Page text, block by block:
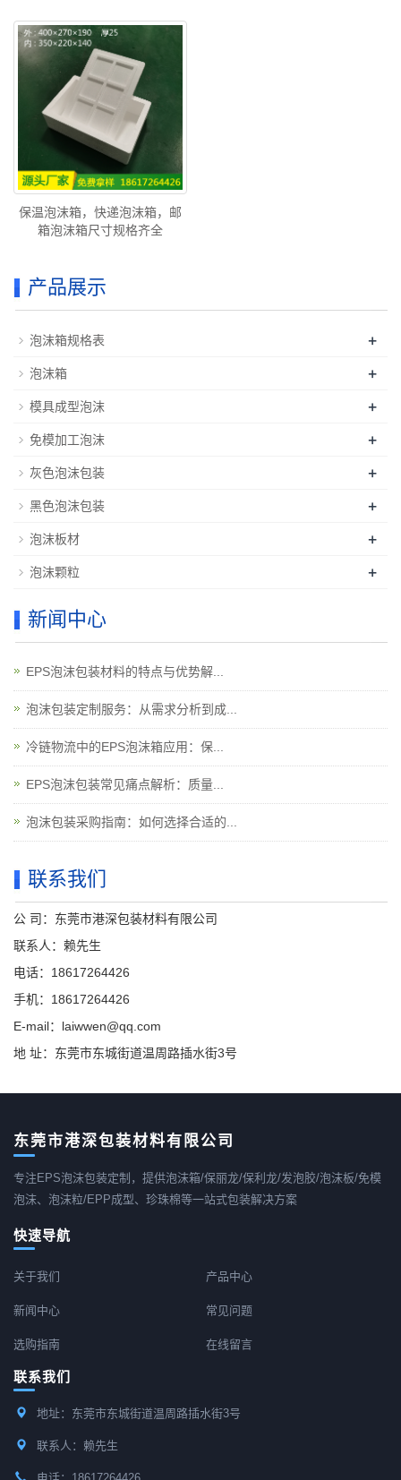
保温泡沫箱，快递泡沫箱，邮
箱泡沫箱尺寸规格齐全
产品展示
泡沫箱规格表 +
泡沫箱 +
模具成型泡沫 +
免模加工泡沫 +
灰色泡沫包装 +
黑色泡沫包装 +
泡沫板材 +
泡沫颗粒 +
新闻中心
EPS泡沫包装材料的特点与优势解...
泡沫包装定制服务：从需求分析到成...
冷链物流中的EPS泡沫箱应用：保...
EPS泡沫包装常见痛点解析：质量...
泡沫包装采购指南：如何选择合适的...
联系我们
公 司：东莞市港深包装材料有限公司
联系人：赖先生
电话：18617264426
手机：18617264426
E-mail：laiwwen@qq.com
地 址：东莞市东城街道温周路插水街3号
东莞市港深包装材料有限公司
专注EPS泡沫包装定制，提供泡沫箱/保丽龙/保利龙/发泡胶/泡沫板/免模
泡沫、泡沫粒/EPP成型、珍珠棉等一站式包装解决方案
快速导航
关于我们 产品中心
新闻中心 常见问题
选购指南 在线留言
联系我们
地址：东莞市东城街道温周路插水街3号
联系人：赖先生